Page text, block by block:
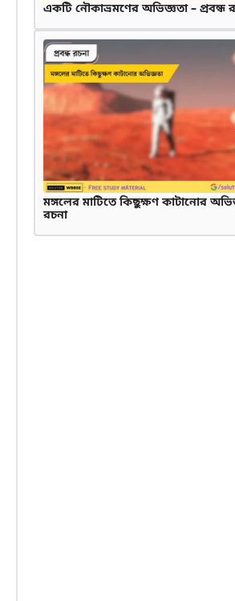
একটি নৌকাভ্রমণের অভিজ্ঞতা – প্রবন্ধ
মঙ্গলের মাটিতে কিছুক্ষণ কাটানোর
রচনা